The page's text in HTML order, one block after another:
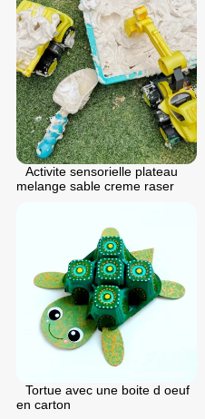
Activite sensorielle plateau
melange sable creme raser
Tortue avec une boite d oeuf
en carton